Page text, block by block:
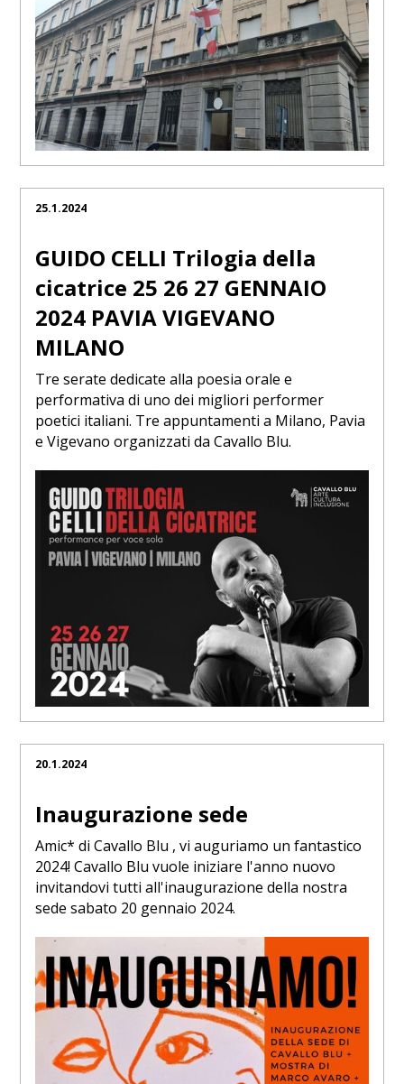
25.1.2024
GUIDO CELLI Trilogia della
cicatrice 25 26 27 GENNAIO
2024 PAVIA VIGEVANO
MILANO
Tre serate dedicate alla poesia orale e
performativa di uno dei migliori performer
poetici italiani. Tre appuntamenti a Milano, Pavia
e Vigevano organizzati da Cavallo Blu.
20.1.2024
Inaugurazione sede
Amic* di Cavallo Blu , vi auguriamo un fantastico
2024! Cavallo Blu vuole iniziare l'anno nuovo
invitandovi tutti all'inaugurazione della nostra
sede sabato 20 gennaio 2024.